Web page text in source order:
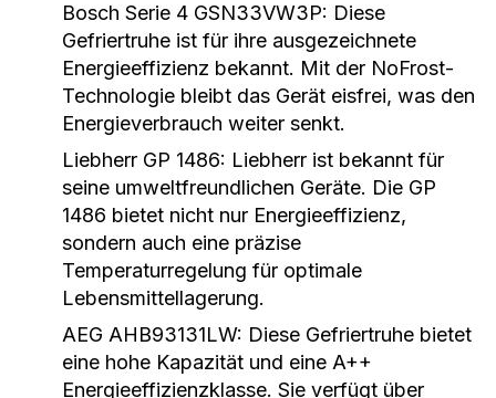
Bosch Serie 4 GSN33VW3P: Diese
Gefriertruhe ist für ihre ausgezeichnete
Energieeffizienz bekannt. Mit der NoFrost-
Technologie bleibt das Gerät eisfrei, was den
Energieverbrauch weiter senkt.
Liebherr GP 1486: Liebherr ist bekannt für
seine umweltfreundlichen Geräte. Die GP
1486 bietet nicht nur Energieeffizienz,
sondern auch eine präzise
Temperaturregelung für optimale
Lebensmittellagerung.
AEG AHB93131LW: Diese Gefriertruhe bietet
eine hohe Kapazität und eine A++
Energieeffizienzklasse. Sie verfügt über